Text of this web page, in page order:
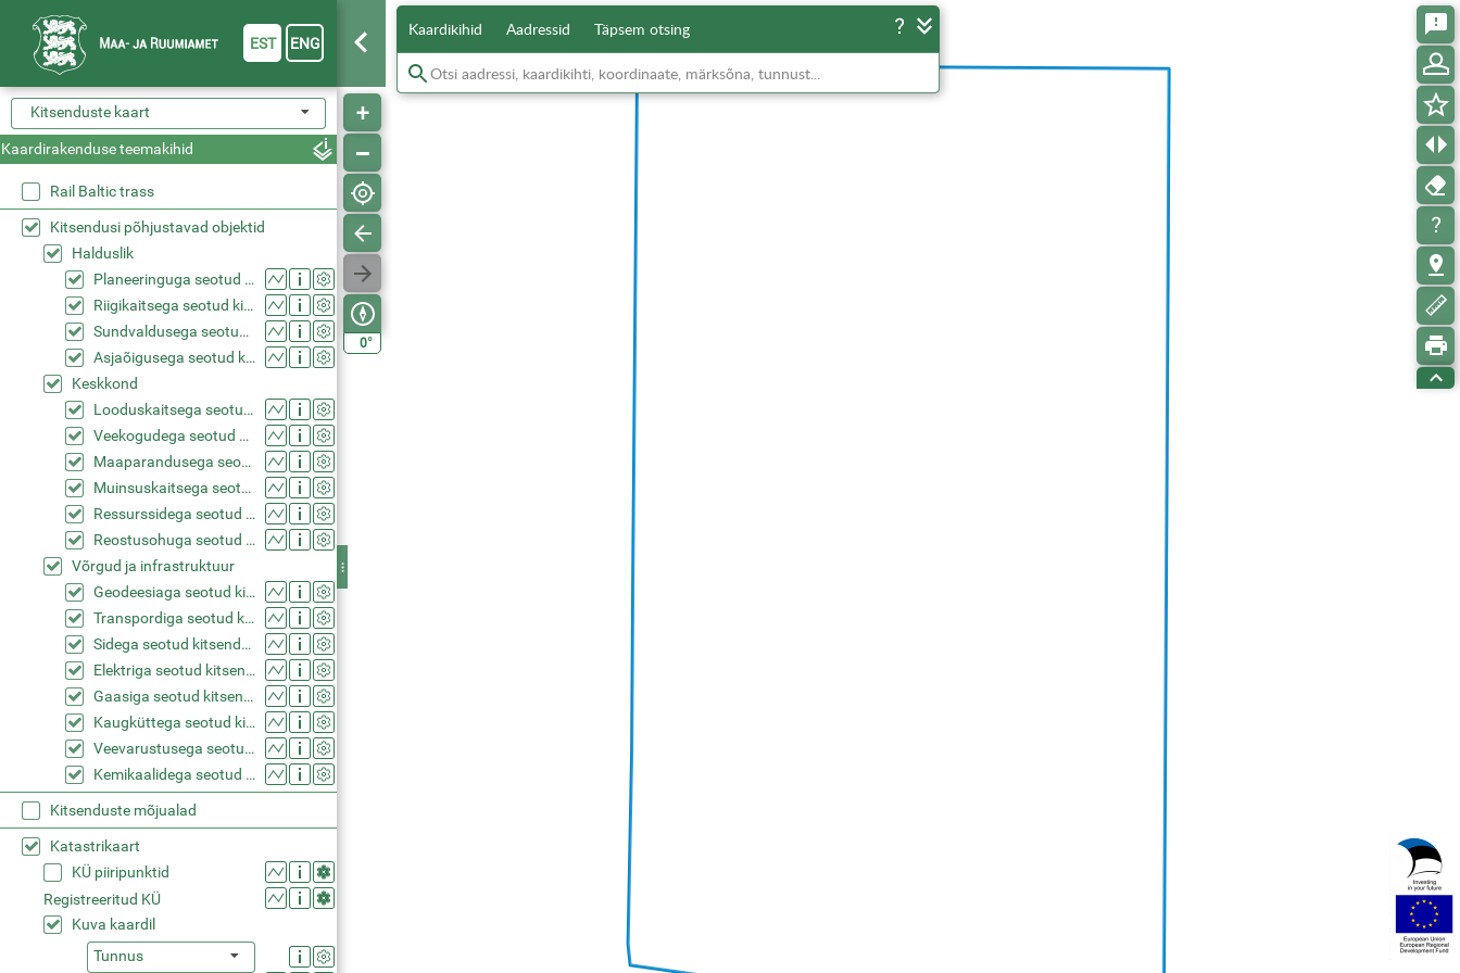
0°
Kaardikihid Aadressid Täpsem otsing
Kitsenduste kaart
Kaardirakenduse teemakihid
Rail Baltic trass
Kitsendusi põhjustavad objektid
Halduslik
Planeeringuga seotud kitsendused (KPOIS)
Riigikaitsega seotud kitsendused (KPOIS)
Sundvaldusega seotud kitsendused (KPOIS)
Asjaõigusega seotud kitsendused (KPOIS)
Keskkond
Looduskaitsega seotud kitsendused (KPOIS)
Veekogudega seotud kitsendused (KPOIS)
Maaparandusega seotud kitsendused (KPOIS)
Muinsuskaitsega seotud kitsendused (KPOIS)
Ressurssidega seotud kitsendused (KPOIS)
Reostusohuga seotud kitsendused (KPOIS)
Võrgud ja infrastruktuur
Geodeesiaga seotud kitsendused (KPOIS)
Transpordiga seotud kitsendused (KPOIS)
Sidega seotud kitsendused (KPOIS)
Elektriga seotud kitsendused (KPOIS)
Gaasiga seotud kitsendused (KPOIS)
Kaugküttega seotud kitsendused (KPOIS)
Veevarustusega seotud kitsendused (KPOIS)
Kemikaalidega seotud kitsendused (KPOIS)
Kitsenduste mõjualad
Katastrikaart
KÜ piiripunktid
Registreeritud KÜ
Kuva kaardil
Tunnus
EST ENG